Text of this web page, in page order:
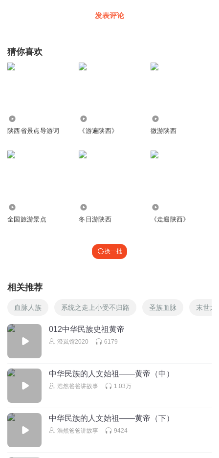
发表评论
猜你喜欢
陕西省景点导游词 《游遍陕西》 微游陕西
全国旅游景点 冬日游陕西 《走遍陕西》
换一批
相关推荐
血脉人族 系统之走上小受不归路 圣族血脉 末世之
012中华民族史祖黄帝
澄岚馆2020 6179
中华民族的人文始祖——黄帝（中）
浩然爸爸讲故事 1.03万
中华民族的人文始祖——黄帝（下）
浩然爸爸讲故事 9424